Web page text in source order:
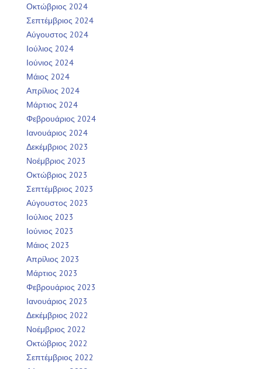
Οκτώβριος 2024
Σεπτέμβριος 2024
Αύγουστος 2024
Ιούλιος 2024
Ιούνιος 2024
Μάιος 2024
Απρίλιος 2024
Μάρτιος 2024
Φεβρουάριος 2024
Ιανουάριος 2024
Δεκέμβριος 2023
Νοέμβριος 2023
Οκτώβριος 2023
Σεπτέμβριος 2023
Αύγουστος 2023
Ιούλιος 2023
Ιούνιος 2023
Μάιος 2023
Απρίλιος 2023
Μάρτιος 2023
Φεβρουάριος 2023
Ιανουάριος 2023
Δεκέμβριος 2022
Νοέμβριος 2022
Οκτώβριος 2022
Σεπτέμβριος 2022